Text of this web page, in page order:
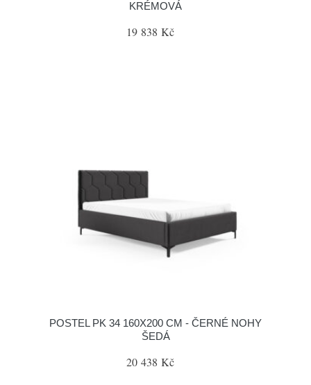
KRÉMOVÁ
19 838 Kč
POSTEL PK 34 160X200 CM - ČERNÉ NOHY
ŠEDÁ
20 438 Kč